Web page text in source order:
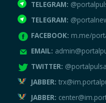
TELEGRAM:
TELEGRAM:
FACEBOOK: m.me/
EMAIL:
TWITTER:
JABBER:
JABBER: